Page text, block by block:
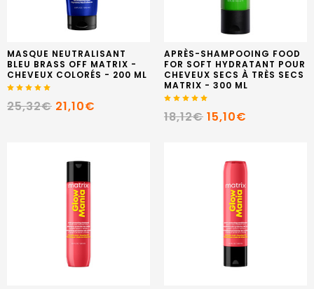
MASQUE NEUTRALISANT
BLEU BRASS OFF MATRIX -
CHEVEUX COLORÉS - 200 ML
25,32€ 21,10€
APRÈS-SHAMPOOING FOOD
FOR SOFT HYDRATANT POUR
CHEVEUX SECS À TRÈS SECS
MATRIX - 300 ML
18,12€ 15,10€